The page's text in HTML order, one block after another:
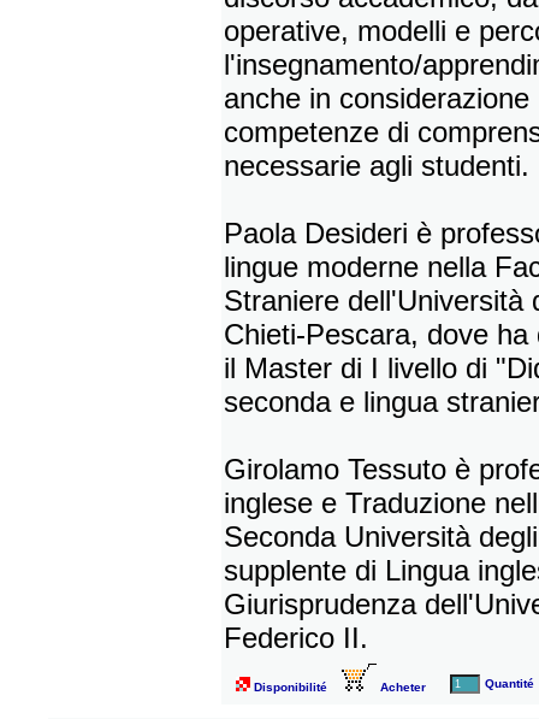
operative, modelli e
l'insegnamento/
anche in
competenze di
necessarie agli studenti.
Paola Desideri è
lingue moderne nella
Straniere dell'Università
Chieti-Pescara, dove
il Master di I livello di
seconda e lingua
Girolamo Tessuto è
inglese e Traduzione
Seconda Università
supplente di Lingua
Giurisprudenza
Federico II.
Disponibilité Acheter Quantité